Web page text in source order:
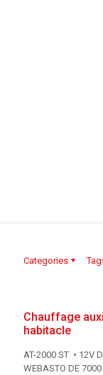
Categories
Chauffage
habitacle
AT-2000 ST • 12V
WEBASTO DE 7000